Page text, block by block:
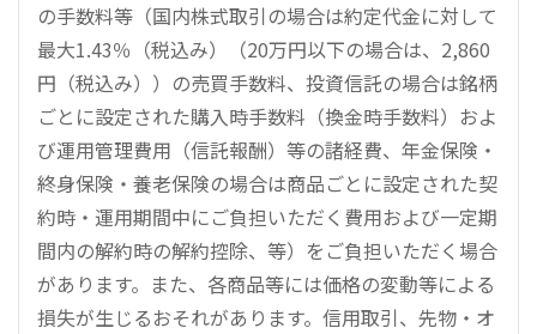
の手数料等（国内株式取引の場合は約定代金に対して
最大1.43％（税込み）（20万円以下の場合は、2,860
円（税込み））の売買手数料、投資信託の場合は銘柄
ごとに設定された購入時手数料（換金時手数料）およ
び運用管理費用（信託報酬）等の諸経費、年金保険・
終身保険・養老保険の場合は商品ごとに設定された契
約時・運用期間中にご負担いただく費用および一定期
間内の解約時の解約控除、等）をご負担いただく場合
があります。また、各商品等には価格の変動等による
損失が生じるおそれがあります。信用取引、先物・オ